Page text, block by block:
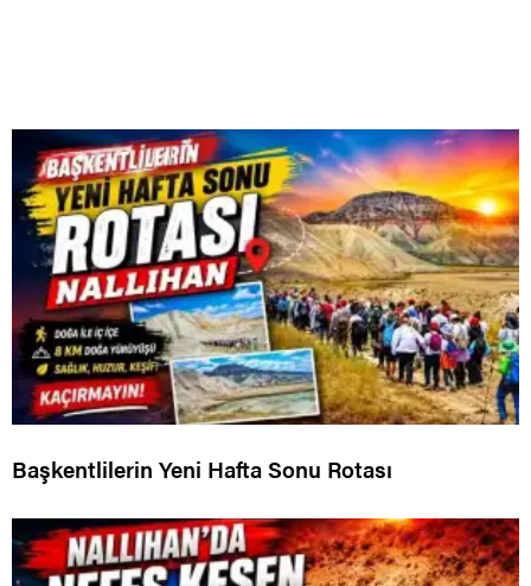
Başkentlilerin Yeni Hafta Sonu Rotası